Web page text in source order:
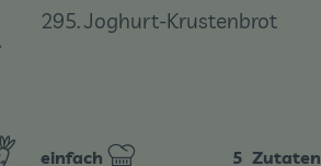
295. Joghurt-Krustenbrot
einfach 5 Zutaten